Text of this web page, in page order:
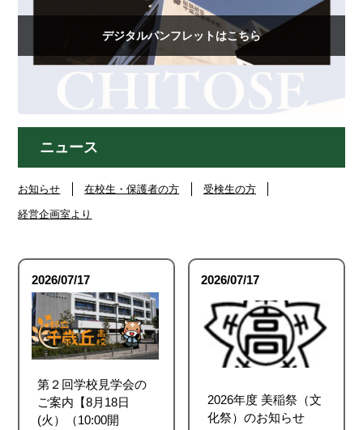
デジタルパンフレットはこちら
ニュース
お知らせ 在校生・保護者の方 受検生の方
経営企画室より
2026/07/17
第２回学校見学会の
ご案内【8月18日
(火）（10:00開
2026/07/17
2026年度 美稲祭（文
化祭）のお知らせ